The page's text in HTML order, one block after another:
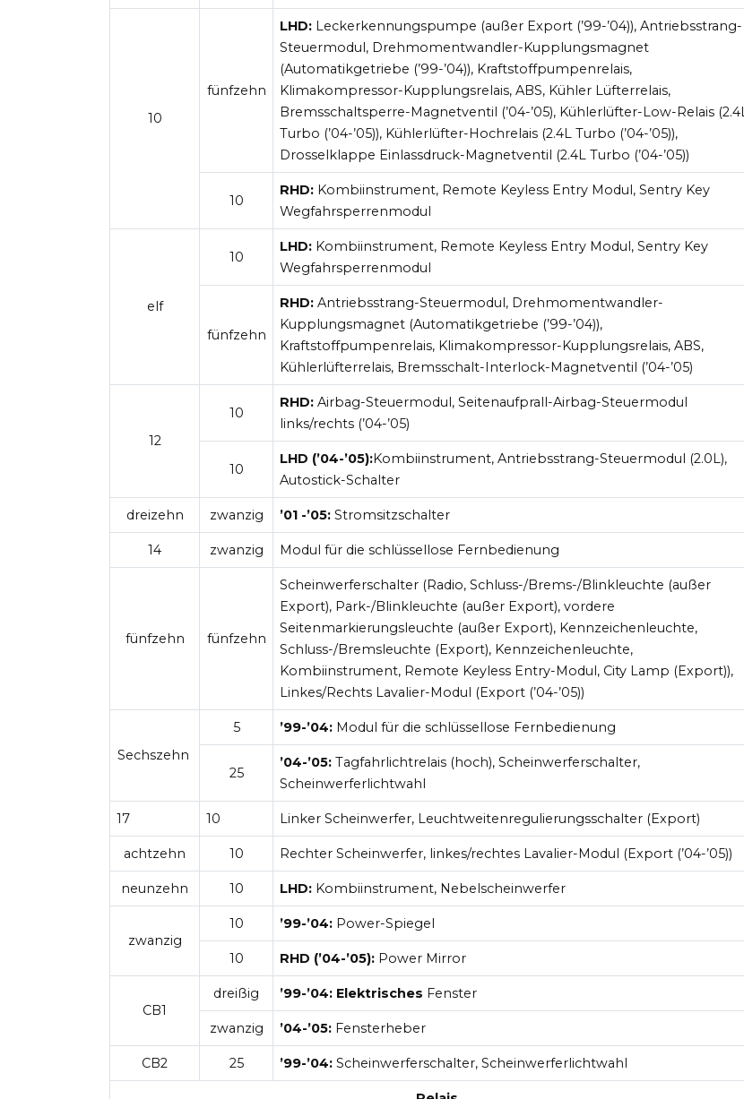
10
fünfzehn
LHD: Leckerkennungspumpe (außer Export (’99-’04)), Antriebsstrang-
Steuermodul, Drehmomentwandler-Kupplungsmagnet
(Automatikgetriebe (’99-’04)), Kraftstoffpumpenrelais,
Klimakompressor-Kupplungsrelais, ABS, Kühler Lüfterrelais,
Bremsschaltsperre-Magnetventil (’04-’05), Kühlerlüfter-Low-Relais (2.4L
Turbo (’04-’05)), Kühlerlüfter-Hochrelais (2.4L Turbo (’04-’05)),
Drosselklappe Einlassdruck-Magnetventil (2.4L Turbo (’04-’05))
10
RHD: Kombiinstrument, Remote Keyless Entry Modul, Sentry Key
Wegfahrsperrenmodul
elf
10
LHD: Kombiinstrument, Remote Keyless Entry Modul, Sentry Key
Wegfahrsperrenmodul
fünfzehn
RHD: Antriebsstrang-Steuermodul, Drehmomentwandler-
Kupplungsmagnet (Automatikgetriebe (’99-’04)),
Kraftstoffpumpenrelais, Klimakompressor-Kupplungsrelais, ABS,
Kühlerlüfterrelais, Bremsschalt-Interlock-Magnetventil (’04-’05)
12
10
RHD: Airbag-Steuermodul, Seitenaufprall-Airbag-Steuermodul
links/rechts (’04-’05)
10
LHD (’04-’05):Kombiinstrument, Antriebsstrang-Steuermodul (2.0L),
Autostick-Schalter
dreizehn zwanzig ’01 -’05: Stromsitzschalter
14 zwanzig Modul für die schlüssellose Fernbedienung
fünfzehn fünfzehn
Scheinwerferschalter (Radio, Schluss-/Brems-/Blinkleuchte (außer
Export), Park-/Blinkleuchte (außer Export), vordere
Seitenmarkierungsleuchte (außer Export), Kennzeichenleuchte,
Schluss-/Bremsleuchte (Export), Kennzeichenleuchte,
Kombiinstrument, Remote Keyless Entry-Modul, City Lamp (Export)),
Linkes/Rechts Lavalier-Modul (Export (’04-’05))
Sechszehn
5 ’99-’04: Modul für die schlüssellose Fernbedienung
25
’04-’05: Tagfahrlichtrelais (hoch), Scheinwerferschalter,
Scheinwerferlichtwahl
17 10 Linker Scheinwerfer, Leuchtweitenregulierungsschalter (Export)
achtzehn 10 Rechter Scheinwerfer, linkes/rechtes Lavalier-Modul (Export (’04-’05))
neunzehn 10 LHD: Kombiinstrument, Nebelscheinwerfer
zwanzig
10 ’99-’04: Power-Spiegel
10 RHD (’04-’05): Power Mirror
CB1
dreißig ’99-’04: Elektrisches Fenster
zwanzig ’04-’05: Fensterheber
CB2 25 ’99-’04: Scheinwerferschalter, Scheinwerferlichtwahl